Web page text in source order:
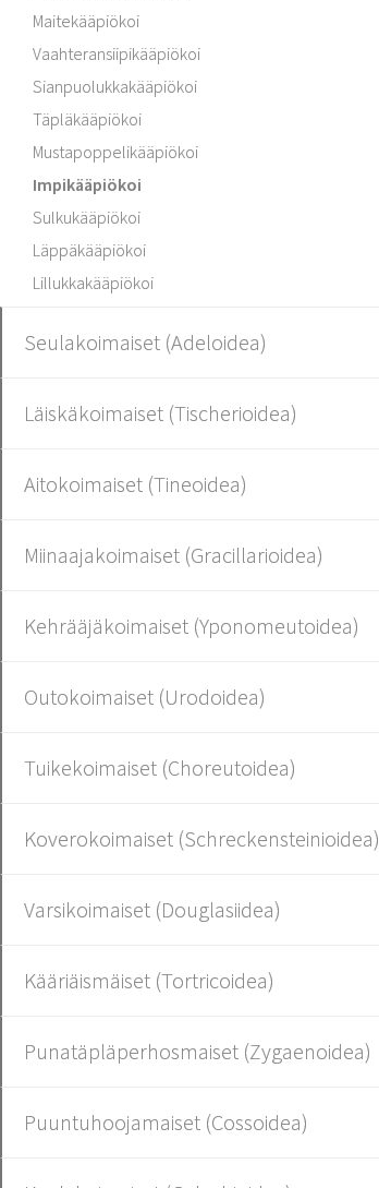
Maitekääpiökoi
Vaahteransiipikääpiökoi
Sianpuolukkakääpiökoi
Täpläkääpiökoi
Mustapoppelikääpiökoi
Impikääpiökoi
Sulkukääpiökoi
Läppäkääpiökoi
Lillukkakääpiökoi
Seulakoimaiset (Adeloidea)
Läiskäkoimaiset (Tischerioidea)
Aitokoimaiset (Tineoidea)
Miinaajakoimaiset (Gracillarioidea)
Kehrääjäkoimaiset (Yponomeutoidea)
Outokoimaiset (Urodoidea)
Tuikekoimaiset (Choreutoidea)
Koverokoimaiset (Schreckensteinioidea)
Varsikoimaiset (Douglasiidea)
Kääriäismäiset (Tortricoidea)
Punatäpläperhosmaiset (Zygaenoidea)
Puuntuhoojamaiset (Cossoidea)